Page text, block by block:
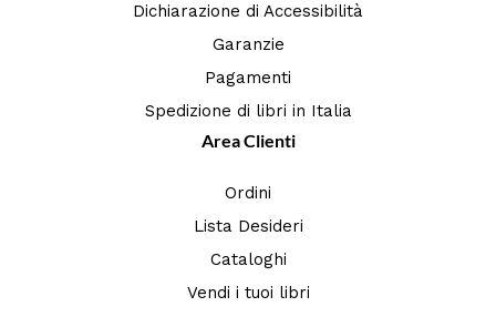
Dichiarazione di Accessibilità
Garanzie
Pagamenti
Spedizione di libri in Italia
Area Clienti
Ordini
Lista Desideri
Cataloghi
Vendi i tuoi libri